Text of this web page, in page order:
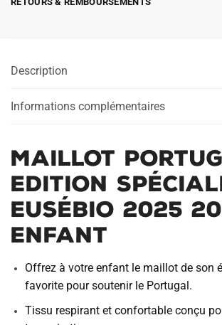
Description
Informations complémentaires
Maillot
Edition
Eusébio 2025
Enfant
Offrez à votre enfant le maillot de son
favorite pour soutenir le Portugal.
Tissu respirant et confortable conçu